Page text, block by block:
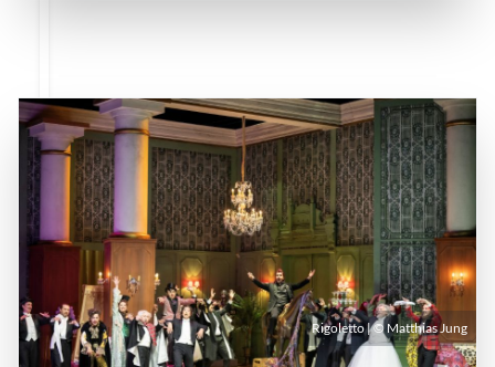
Rigoletto | © Matthias Jung